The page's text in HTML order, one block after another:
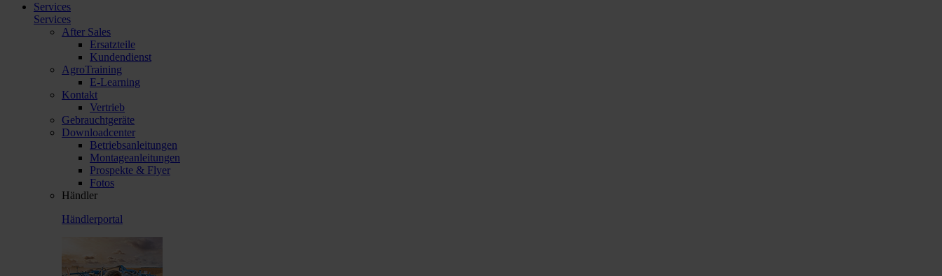
Services
Services
After Sales
Ersatzteile
Kundendienst
AgroTraining
E-Learning
Kontakt
Vertrieb
Gebrauchtgeräte
Downloadcenter
Betriebsanleitungen
Montageanleitungen
Prospekte & Flyer
Fotos
Händler
Händlerportal